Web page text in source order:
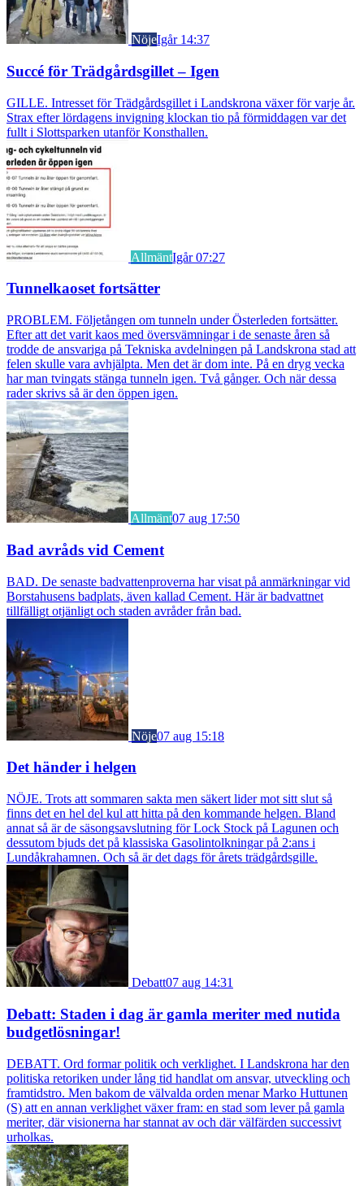
NöjeIgår 14:37
Succé för Trädgårdsgillet – Igen
GILLE. Intresset för Trädgårdsgillet i Landskrona växer för varje år.
Strax efter lördagens invigning klockan tio på förmiddagen var det
fullt i Slottsparken utanför Konsthallen.
AllmäntIgår 07:27
Tunnelkaoset fortsätter
PROBLEM. Följetången om tunneln under Österleden fortsätter.
Efter att det varit kaos med översvämningar i de senaste åren så
trodde de ansvariga på Tekniska avdelningen på Landskrona stad att
felen skulle vara avhjälpta. Men det är dom inte. På en dryg vecka
har man tvingats stänga tunneln igen. Två gånger. Och när dessa
rader skrivs så är den öppen igen.
Allmänt07 aug 17:50
Bad avråds vid Cement
BAD. De senaste badvattenproverna har visat på anmärkningar vid
Borstahusens badplats, även kallad Cement. Här är badvattnet
tillfälligt otjänligt och staden avråder från bad.
Nöje07 aug 15:18
Det händer i helgen
NÖJE. Trots att sommaren sakta men säkert lider mot sitt slut så
finns det en hel del kul att hitta på den kommande helgen. Bland
annat så är de säsongsavslutning för Lock Stock på Lagunen och
dessutom bjuds det på klassiska Gasolintolkningar på 2:ans i
Lundåkrahamnen. Och så är det dags för årets trädgårdsgille.
Debatt07 aug 14:31
Debatt: Staden i dag är gamla meriter med nutida
budgetlösningar!
DEBATT. Ord formar politik och verklighet. I Landskrona har den
politiska retoriken under lång tid handlat om ansvar, utveckling och
framtidstro. Men bakom de välvalda orden menar Marko Huttunen
(S) att en annan verklighet växer fram: en stad som lever på gamla
meriter, där visionerna har stannat av och där välfärden successivt
urholkas.